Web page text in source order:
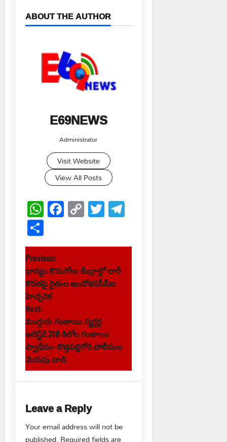
ABOUT THE AUTHOR
E69NEWS
Administrator
Visit Website
View All Posts
WhatsApp
Facebook
Copy
Link
Twitter
Share
P
o
s
t
n
a
i
g
Previous:
ధాన్యం కొనుగోలు కేంద్రాల్లో లారీ
కొరతపై రైతుల ఆందోళనసీపీఐ
హెచ్చరిక
Next:
ముగ్గురు గంజాయి స్మగ్లర్ల
అరెస్ట్2.310 కిలోల గంజాయి
స్వాధీనం–కొత్తపల్లిగోరి పోలీసుల
మెరుపు దాడి
Leave a Reply
Your email address will not be